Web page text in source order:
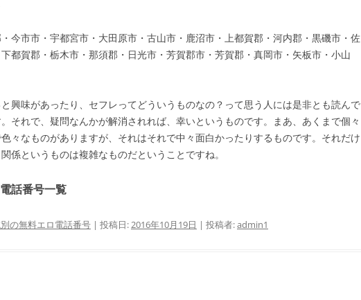
今市市・宇都宮市・大田原市・古山市・鹿沼市・上都賀郡・河内郡・黒磯市・佐
都賀郡・栃木市・那須郡・日光市・芳賀郡市・芳賀郡・真岡市・矢板市・小山
興味があったり、セフレってどういうものなの？って思う人には是非とも読んで
それで、疑問なんかが解消されれば、幸いというものです。まあ、あくまで個々
々なものがありますが、それはそれで中々面白かったりするものです。それだけ
係というものは複雑なものだということですね。
話番号一覧
の無料エロ電話番号 | 投稿日:2016年10月19日 | 投稿者:admin1